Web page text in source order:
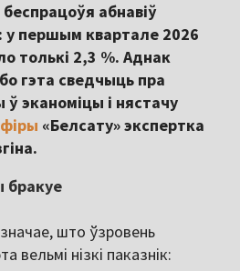
абнавіў
у першым квартале 2026
толькі 2,3 %. Аднак
гэта сведчыць пра
эканоміцы і нястачу
«Белсату» экспертка
бракуе
што ўзровень
вельмі нізкі паказнік: